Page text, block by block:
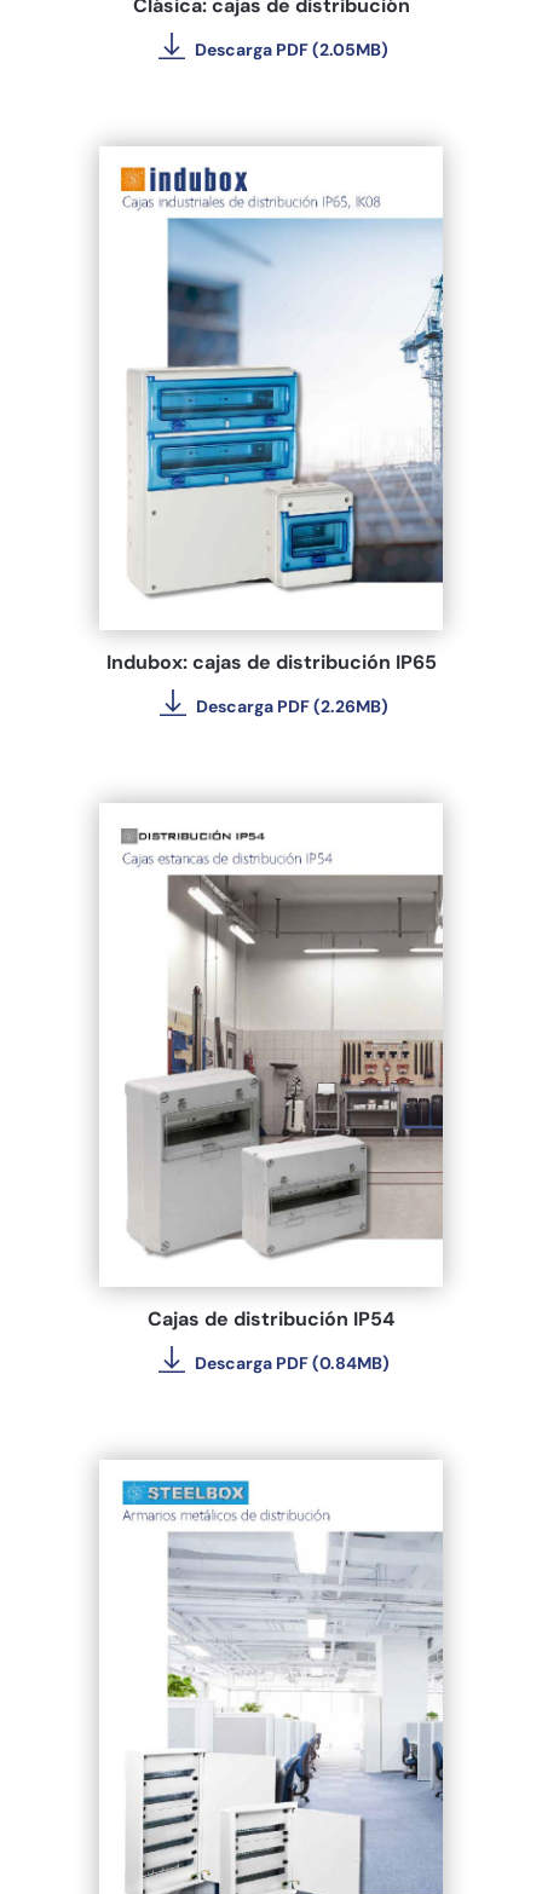
Clásica: cajas de distribución
Descarga PDF (2.05MB)
Indubox: cajas de distribución IP65
Descarga PDF (2.26MB)
Cajas de distribución IP54
Descarga PDF (0.84MB)